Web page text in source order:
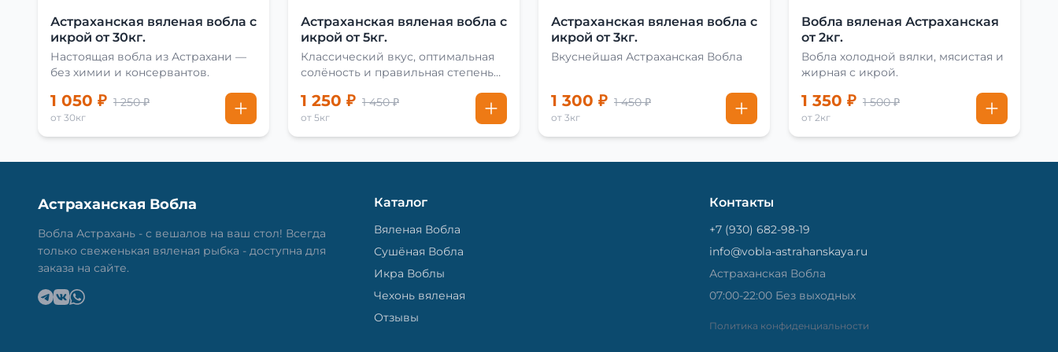
Астраханская вяленая вобла с
икрой от 30кг.
Настоящая вобла из Астрахани —
без химии и консервантов.
1 050 ₽ 1 250 ₽
от 30кг
Астраханская вяленая вобла с
икрой от 5кг.
Классический вкус, оптимальная
солёность и правильная степень
1 250 ₽ 1 450 ₽
от 5кг
Астраханская вяленая вобла с
икрой от 3кг.
Вкуснейшая Астраханская Вобла
1 300 ₽ 1 450 ₽
от 3кг
Вобла вяленая Астраханская
от 2кг.
Вобла холодной вялки, мясистая и
жирная с икрой.
1 350 ₽ 1 500 ₽
от 2кг
Астраханская Вобла
Вобла Астрахань - с вешалов на ваш стол! Всегда
только свеженькая вяленая рыбка - доступна для
заказа на сайте.
Каталог
Вяленая Вобла
Сушёная Вобла
Икра Воблы
Чехонь вяленая
Отзывы
Контакты
+7 (930) 682-98-19
info@vobla-astrahanskaya.ru
Астраханская Вобла
07:00-22:00 Без выходных
Политика конфиденциальности